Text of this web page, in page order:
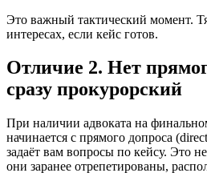
Это важный тактический момент.
интересах, если кейс готов.
Отличие 2. Нет
сразу прокурорский
При наличии адвоката на
начинается с прямого допроса
задаёт вам вопросы по кейсу. Это
они заранее отрепетированы,